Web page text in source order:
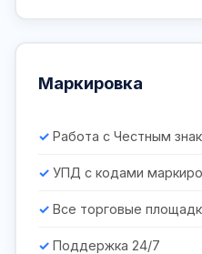
Маркировка
Работа с Честным
УПД с кодами
Все торговые
Поддержка 24/7